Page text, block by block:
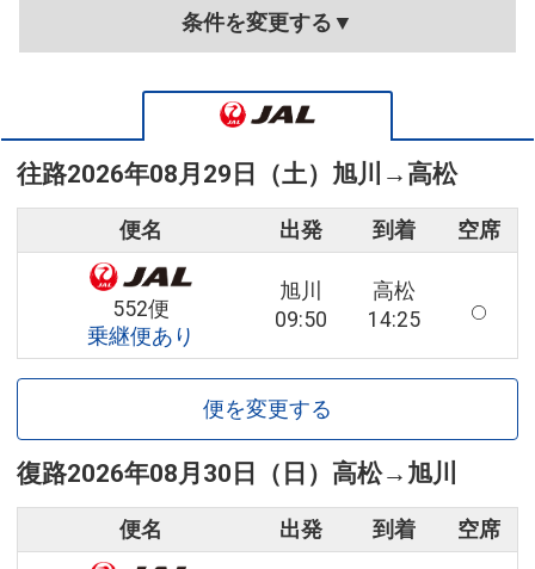
条件を変更する▼
往路2026年08月29日（土） 旭川 → 高松
便名 出発 到着 空席
552便
乗継便あり
旭川
09:50
高松
14:25
便を変更する
復路2026年08月30日（日） 高松→ 旭川
便名 出発 到着 空席